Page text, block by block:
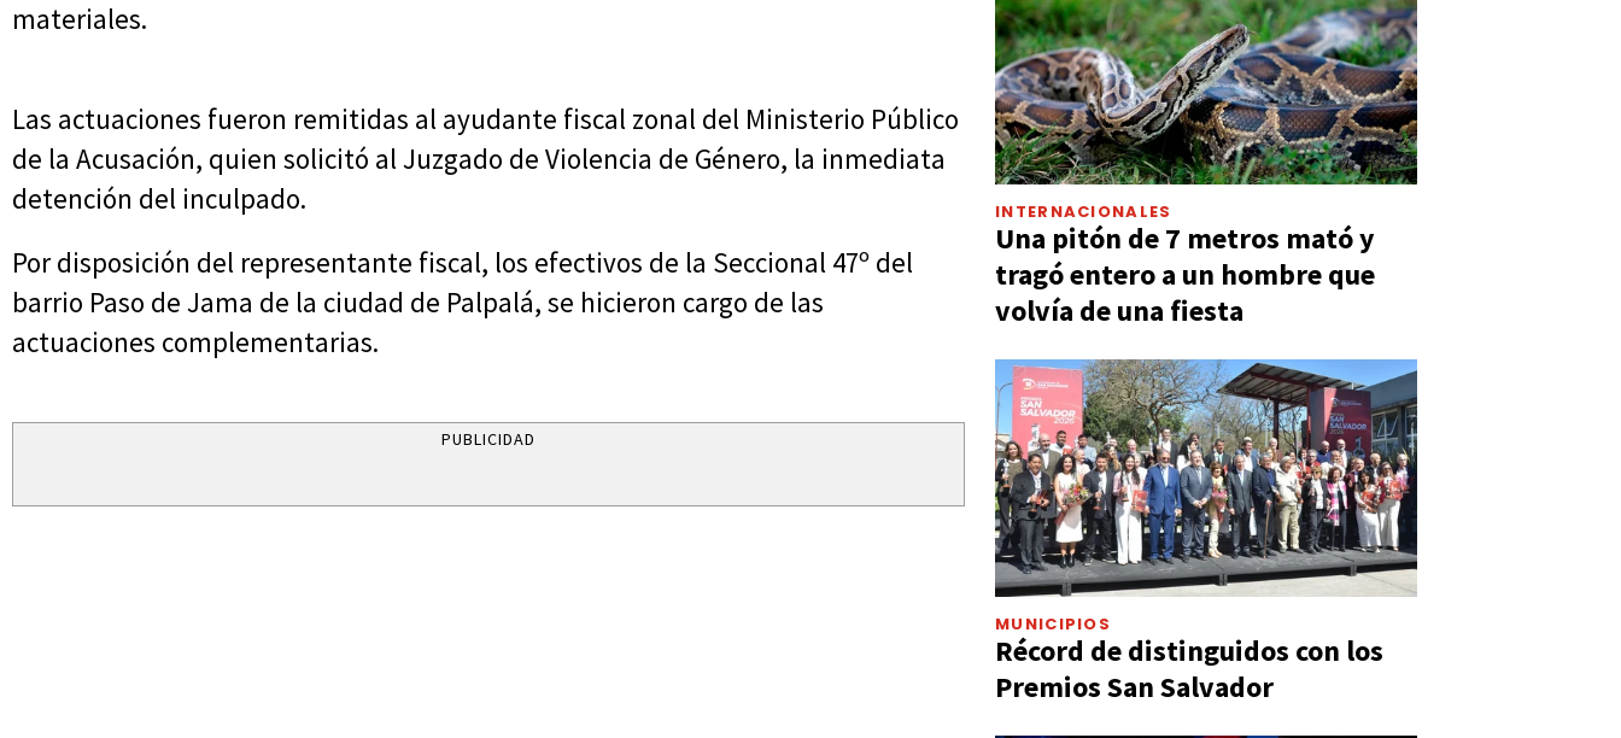
materiales.
Las actuaciones fueron remitidas al ayudante fiscal zonal del Ministerio Público
de la Acusación, quien solicitó al Juzgado de Violencia de Género, la inmediata
detención del inculpado.
Por disposición del representante fiscal, los efectivos de la Seccional 47º del
barrio Paso de Jama de la ciudad de Palpalá, se hicieron cargo de las
actuaciones complementarias.
PUBLICIDAD
INTERNACIONALES
Una pitón de 7 metros mató y
tragó entero a un hombre que
volvía de una fiesta
MUNICIPIOS
Récord de distinguidos con los
Premios San Salvador